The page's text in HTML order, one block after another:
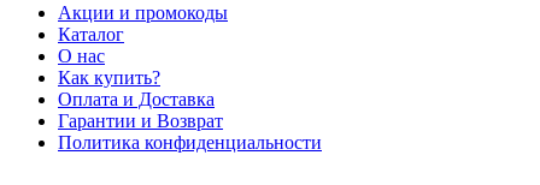
Акции и промокоды
Каталог
О нас
Как купить?
Оплата и Доставка
Гарантии и Возврат
Политика конфиденциальности